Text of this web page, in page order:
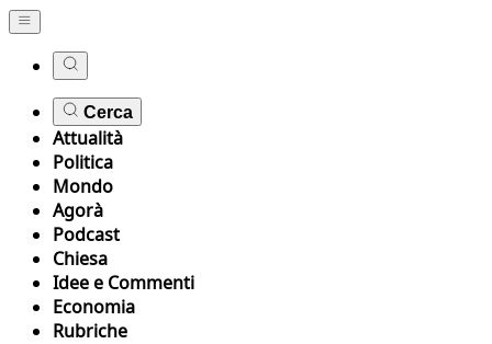
Cerca
Attualità
Politica
Mondo
Agorà
Podcast
Chiesa
Idee e Commenti
Economia
Rubriche